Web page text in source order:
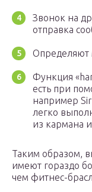
Звонок на
отправка
Определяют
Функция
есть при
например
легко
из кармана
Таким образом,
имеют гораздо
чем фитнес-